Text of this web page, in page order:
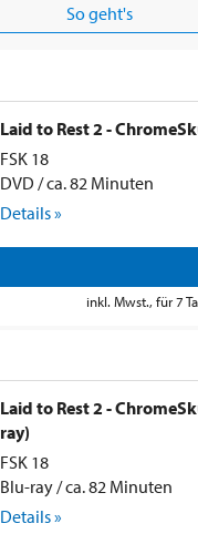
So geht's
Laid to Rest 2 -
FSK 18
DVD / ca. 82 Minuten
Details »
inkl. Mwst., für 7
Laid to Rest 2 -
ray)
FSK 18
Blu-ray / ca. 82 Minuten
Details »